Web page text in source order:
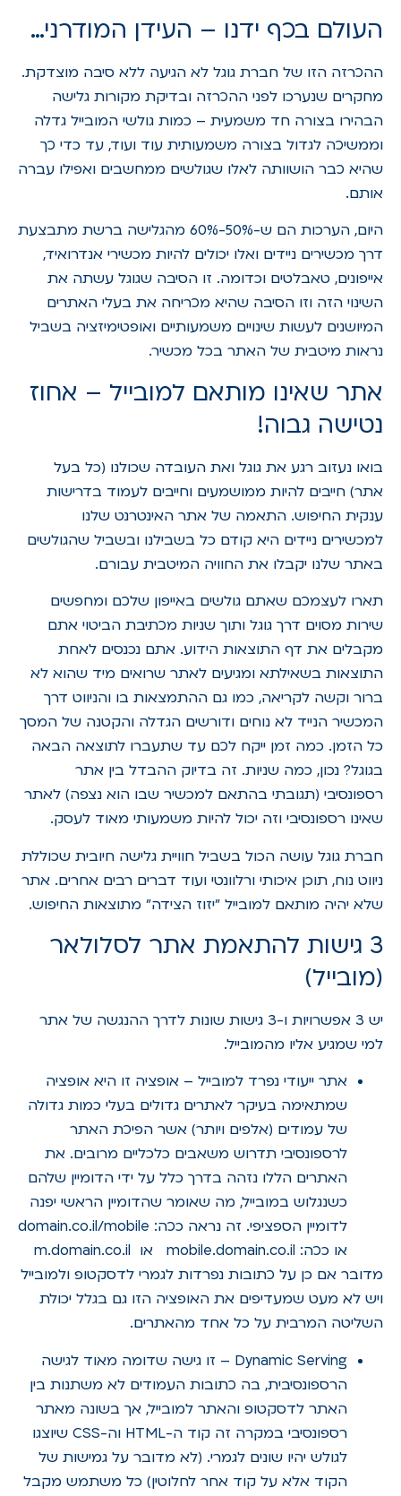
העולם בכף ידנו – העידן המודרני…
ההכרזה הזו של חברת גוגל לא הגיעה ללא סיבה מוצדקת.
מחקרים שנערכו לפני ההכרזה ובדיקת מקורות גלישה
הבהירו בצורה חד משמעית – כמות גולשי המובייל גדלה
וממשיכה לגדול בצורה משמעותית עוד ועוד, עד כדי כך
שהיא כבר הושוותה לאלו שגולשים ממחשבים ואפילו עברה
אותם.
היום, הערכות הם ש-50%-60% מהגלישה ברשת מתבצעת
דרך מכשירים ניידים ואלו יכולים להיות מכשירי אנדרואיד,
אייפונים, טאבלטים וכדומה. זו הסיבה שגוגל עשתה את
השינוי הזה וזו הסיבה שהיא מכריחה את בעלי האתרים
המיושנים לעשות שינויים משמעותיים ואופטימיזציה בשביל
נראות מיטבית של האתר בכל מכשיר.
אתר שאינו מותאם למובייל – אחוז
נטישה גבוה!
בואו נעזוב רגע את גוגל ואת העובדה שכולנו (כל בעל
אתר) חייבים להיות ממושמעים וחייבים לעמוד בדרישות
ענקית החיפוש. התאמה של אתר האינטרנט שלנו
למכשירים ניידים היא קודם כל בשבילנו ובשביל שהגולשים
באתר שלנו יקבלו את החוויה המיטבית עבורם.
תארו לעצמכם שאתם גולשים באייפון שלכם ומחפשים
שירות מסוים דרך גוגל ותוך שניות מכתיבת הביטוי אתם
מקבלים את דף התוצאות הידוע. אתם נכנסים לאחת
התוצאות בשאילתא ומגיעים לאתר שרואים מיד שהוא לא
ברור וקשה לקריאה, כמו גם ההתמצאות בו והניווט דרך
המכשיר הנייד לא נוחים ודורשים הגדלה והקטנה של המסך
כל הזמן. כמה זמן ייקח לכם עד שתעברו לתוצאה הבאה
בגוגל? נכון, כמה שניות. זה בדיוק ההבדל בין אתר
רספונסיבי (תגובתי בהתאם למכשיר שבו הוא נצפה) לאתר
שאינו רספונסיבי וזה יכול להיות משמעותי מאוד לעסק.
חברת גוגל עושה הכול בשביל חוויית גלישה חיובית שכוללת
ניווט נוח, תוכן איכותי ורלוונטי ועוד דברים רבים אחרים. אתר
שלא יהיה מותאם למובייל "יזוז הצידה" מתוצאות החיפוש.
3 גישות להתאמת אתר לסלולאר
(מובייל)
יש 3 אפשרויות ו-3 גישות שונות לדרך ההנגשה של אתר
למי שמגיע אליו מהמובייל.
אתר ייעודי נפרד למובייל – אופציה זו היא אופציה
שמתאימה בעיקר לאתרים גדולים בעלי כמות גדולה
של עמודים (אלפים ויותר) אשר הפיכת האתר
לרספונסיבי תדרוש משאבים כלכליים מרובים. את
האתרים הללו נזהה בדרך כלל על ידי הדומיין שלהם
כשנגלוש במובייל, מה שאומר שהדומיין הראשי יפנה
לדומיין הספציפי. זה נראה ככה: domain.co.il/mobile
או ככה: mobile.domain.co.il או m.domain.co.il
מדובר אם כן על כתובות נפרדות לגמרי לדסקטופ ולמובייל
ויש לא מעט שמעדיפים את האופציה הזו גם בגלל יכולת
השליטה המרבית על כל אחד מהאתרים.
Dynamic Serving – זו גישה שדומה מאוד לגישה
הרספונסיבית, בה כתובות העמודים לא משתנות בין
האתר לדסקטופ והאתר למובייל, אך בשונה מאתר
רספונסיבי במקרה זה קוד ה-HTML וה-CSS שיוצגו
לגולש יהיו שונים לגמרי. (לא מדובר על גמישות של
הקוד אלא על קוד אחר לחלוטין) כל משתמש מקבל